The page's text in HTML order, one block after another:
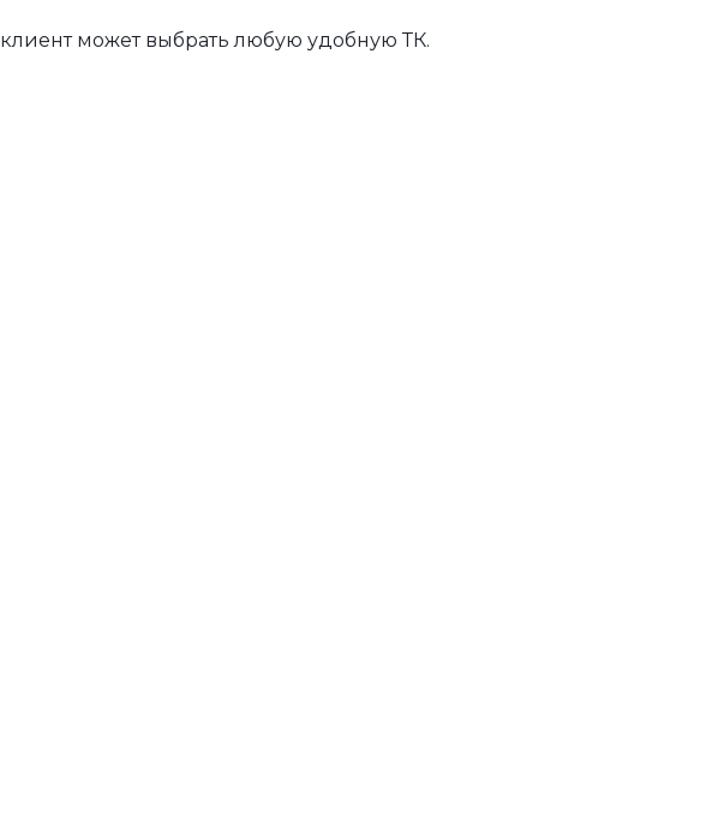
клиент может выбрать любую удобную ТК.